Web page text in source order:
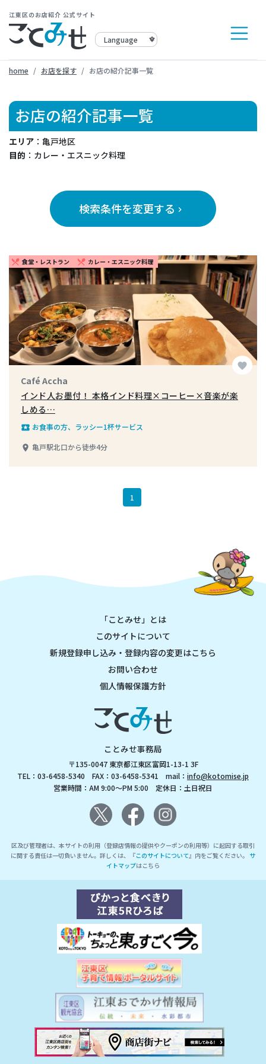
江東区のお店紹介 公式サイト
home お店を探す お店の紹介記事一覧
お店の紹介記事一覧
エリア ：亀戸地区
目的 ：カレー・エスニック料理
検索条件を変更する keyboard_arrow_right
restaurant_menu 食堂・レストラン restaurant_menu カレー・エスニック料理
favorite
Café Accha
インド人お墨付！ 本格インド料理×コーヒー×音楽が楽
しめる…
local_play お食事の方、ラッシー1杯サービス
place 亀戸駅北口から徒歩4分
1
「ことみせ」とは
このサイトについて
新規登録申し込み・登録内容の変更はこちら
お問い合わせ
個人情報保護方針
ことみせ事務局
〒135-0047 東京都江東区富岡1-13-1 3F
TEL：03-6458-5340 FAX：03-6458-5341 mail： info@kotomise.jp
営業時間：AM 9:00～PM 5:00 定休日：土日祝日
区及び管理者は、本サイトの利用（登録店情報の提供やクーポンの利用等）に起因する取引
に関する責任は一切負いません。詳しくは、『このサイトについて』内をご覧ください。 サ
イトマップはこちら